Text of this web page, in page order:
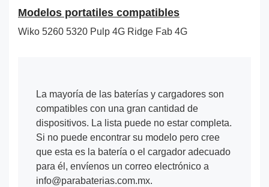
Modelos portatiles compatibles
Wiko 5260 5320 Pulp 4G Ridge Fab 4G
La mayoría de las baterías y cargadores son
compatibles con una gran cantidad de
dispositivos. La lista puede no estar completa.
Si no puede encontrar su modelo pero cree
que esta es la batería o el cargador adecuado
para él, envíenos un correo electrónico a
info@parabaterias.com.mx.